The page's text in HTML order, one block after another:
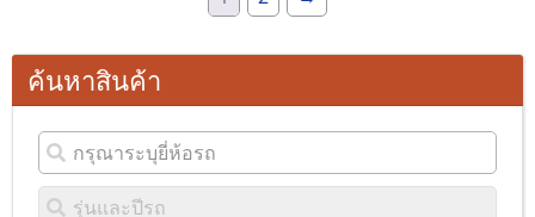
ค้นหาสินค้า